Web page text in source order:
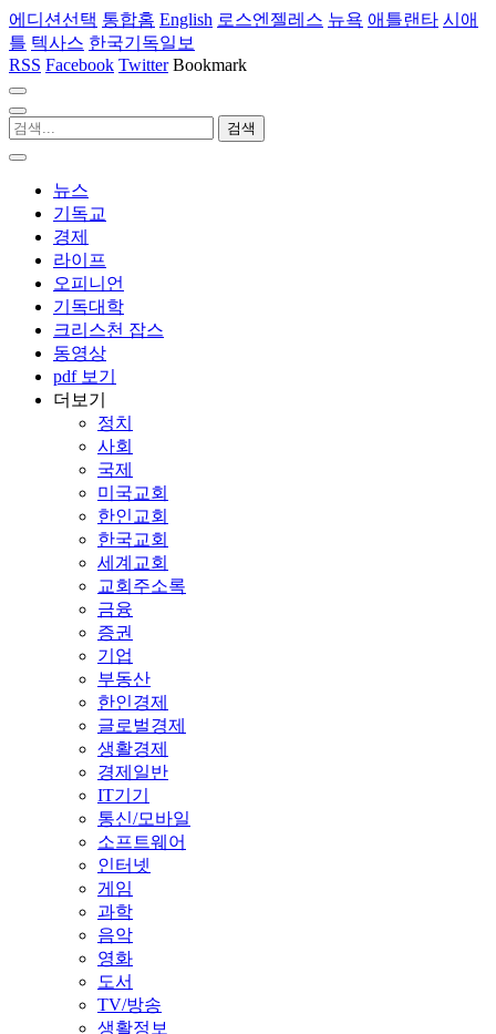
에디션선택 통합홈 English 로스엔젤레스 뉴욕 애틀랜타 시애
틀 텍사스 한국기독일보
RSS Facebook Twitter Bookmark
뉴스
기독교
경제
라이프
오피니언
기독대학
크리스천 잡스
동영상
pdf 보기
더보기
정치
사회
국제
미국교회
한인교회
한국교회
세계교회
교회주소록
금융
증권
기업
부동산
한인경제
글로벌경제
생활경제
경제일반
IT기기
통신/모바일
소프트웨어
인터넷
게임
과학
음악
영화
도서
TV/방송
생활정보